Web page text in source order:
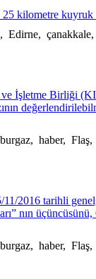
25 kilometre
ve İşletme Birliği
haber,
2016 tarihli
nın
haber,